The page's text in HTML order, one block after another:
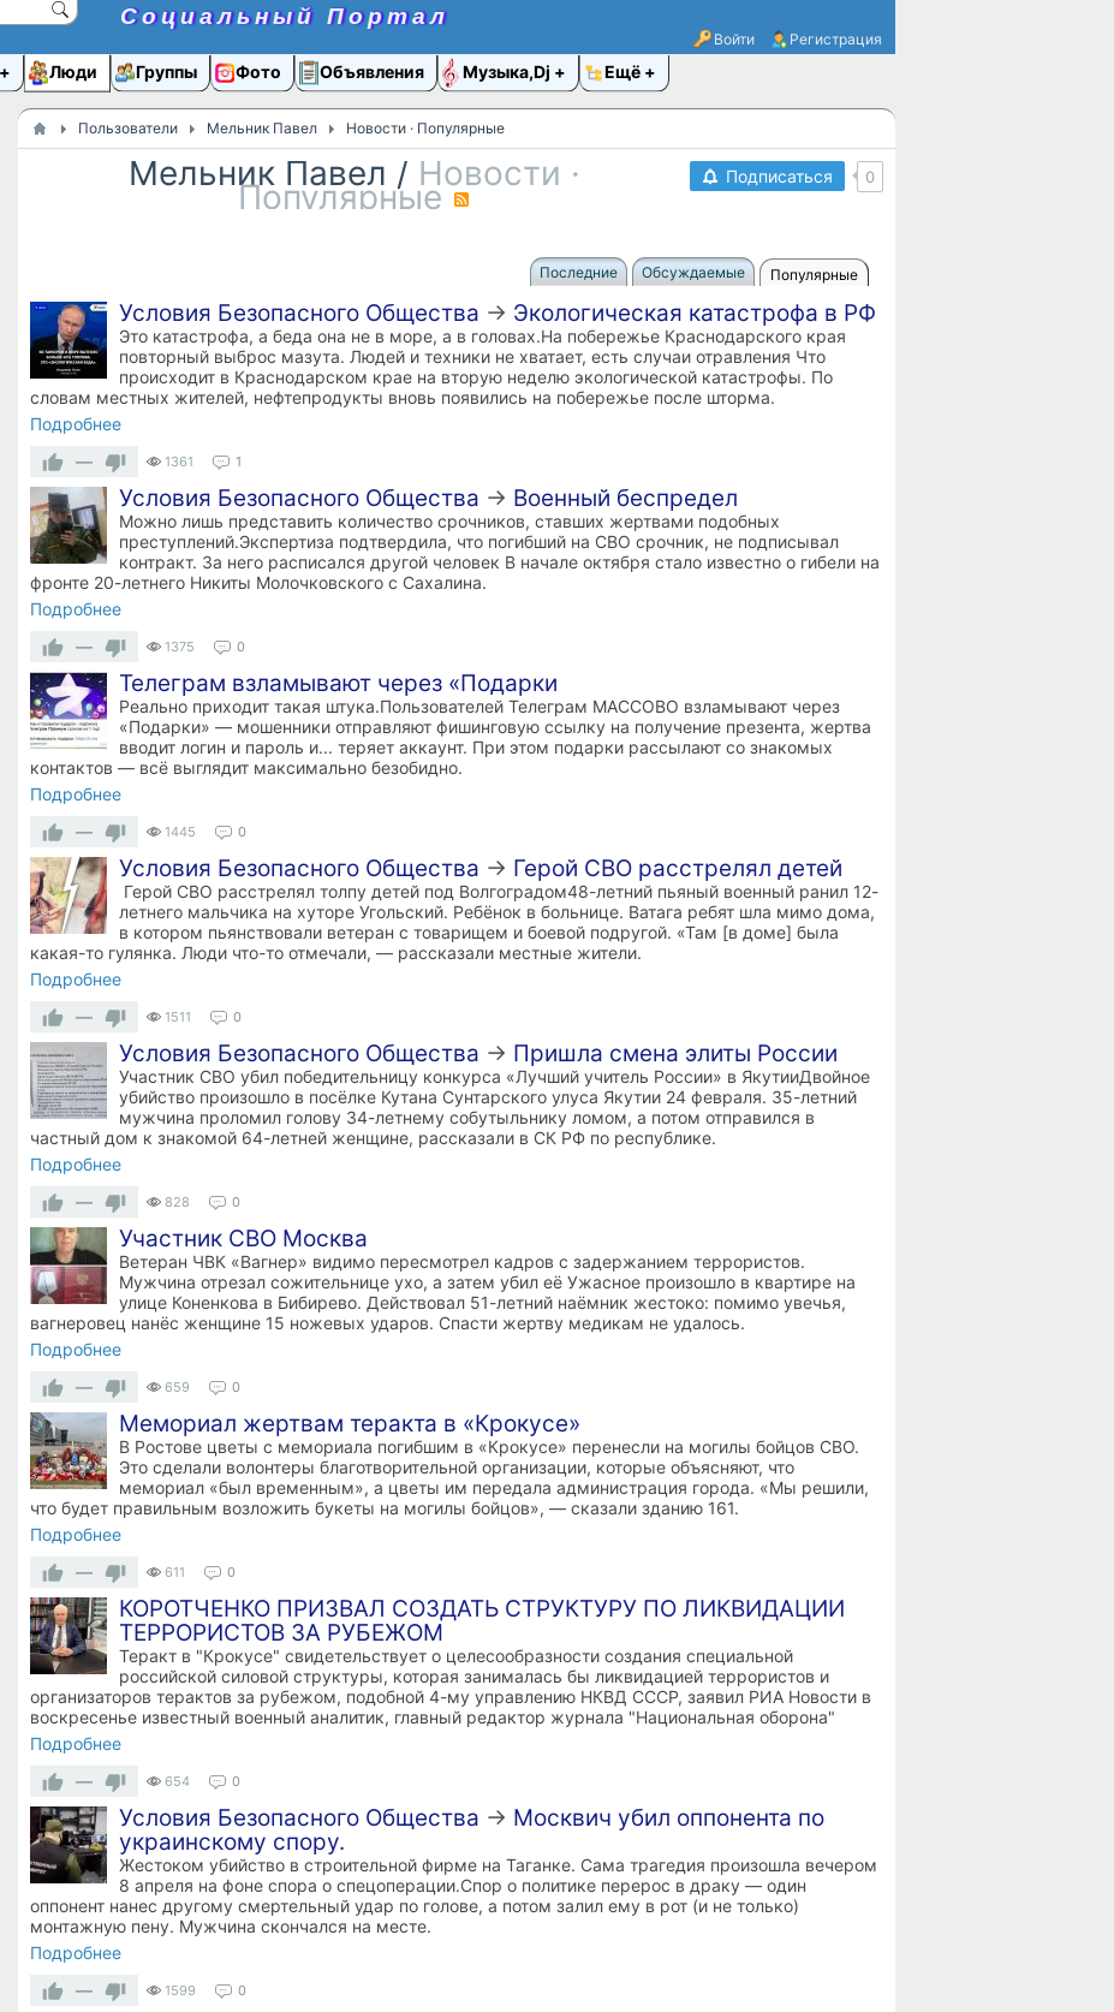
Социальный Портал
Войти Регистрация
Люди Группы Фото Объявления Музыка,Dj Ещё
Пользователи Мельник Павел Новости · Популярные
Подписаться 0
Мельник Павел / Новости ·
Популярные
Последние Обсуждаемые Популярные
Условия Безопасного Общества → Экологическая катастрофа в РФ
Это катастрофа, а беда она не в море, а в головах.На побережье Краснодарского края
повторный выброс мазута. Людей и техники не хватает, есть случаи отравления Что
происходит в Краснодарском крае на вторую неделю экологической катастрофы. По
словам местных жителей, нефтепродукты вновь появились на побережье после шторма.
Подробнее
—
1361 1
Условия Безопасного Общества → Военный беспредел
Можно лишь представить количество срочников, ставших жертвами подобных
преступлений.Экспертиза подтвердила, что погибший на СВО срочник, не подписывал
контракт. За него расписался другой человек В начале октября стало известно о гибели на
фронте 20-летнего Никиты Молочковского с Сахалина.
Подробнее
—
1375 0
Телеграм взламывают через «Подарки
Реально приходит такая штука.Пользователей Телеграм МАССОВО взламывают через
«Подарки» — мошенники отправляют фишинговую ссылку на получение презента, жертва
вводит логин и пароль и... теряет аккаунт. При этом подарки рассылают со знакомых
контактов — всё выглядит максимально безобидно.
Подробнее
—
1445 0
Условия Безопасного Общества → Герой СВО расстрелял детей
Герой СВО расстрелял толпу детей под Волгоградом48-летний пьяный военный ранил 12-
летнего мальчика на хуторе Угольский. Ребёнок в больнице. Ватага ребят шла мимо дома,
в котором пьянствовали ветеран с товарищем и боевой подругой. «Там [в доме] была
какая-то гулянка. Люди что-то отмечали, — рассказали местные жители.
Подробнее
—
1511 0
Условия Безопасного Общества → Пришла смена элиты России
Участник СВО убил победительницу конкурса «Лучший учитель России» в ЯкутииДвойное
убийство произошло в посёлке Кутана Сунтарского улуса Якутии 24 февраля. 35-летний
мужчина проломил голову 34-летнему собутыльнику ломом, а потом отправился в
частный дом к знакомой 64-летней женщине, рассказали в СК РФ по республике.
Подробнее
—
828 0
Участник СВО Москва
Ветеран ЧВК «Вагнер» видимо пересмотрел кадров с задержанием террористов.
Мужчина отрезал сожительнице ухо, а затем убил её Ужасное произошло в квартире на
улице Коненкова в Бибирево. Действовал 51-летний наёмник жестоко: помимо увечья,
вагнеровец нанёс женщине 15 ножевых ударов. Спасти жертву медикам не удалось.
Подробнее
—
659 0
Мемориал жертвам теракта в «Крокусе»
В Ростове цветы с мемориала погибшим в «Крокусе» перенесли на могилы бойцов СВО.
Это сделали волонтеры благотворительной организации, которые объясняют, что
мемориал «был временным», а цветы им передала администрация города. «Мы решили,
что будет правильным возложить букеты на могилы бойцов», — сказали зданию 161.
Подробнее
—
611 0
КОРОТЧЕНКО ПРИЗВАЛ СОЗДАТЬ СТРУКТУРУ ПО ЛИКВИДАЦИИ
ТЕРРОРИСТОВ ЗА РУБЕЖОМ
Теракт в "Крокусе" свидетельствует о целесообразности создания специальной
российской силовой структуры, которая занималась бы ликвидацией террористов и
организаторов терактов за рубежом, подобной 4-му управлению НКВД СССР, заявил РИА Новости в
воскресенье известный военный аналитик, главный редактор журнала "Национальная оборона"
Подробнее
—
654 0
Условия Безопасного Общества → Москвич убил оппонента по
украинскому спору.
Жестоком убийство в строительной фирме на Таганке. Сама трагедия произошла вечером
8 апреля на фоне спора о спецоперации.Спор о политике перерос в драку — один
оппонент нанес другому смертельный удар по голове, а потом залил ему в рот (и не только)
монтажную пену. Мужчина скончался на месте.
Подробнее
—
1599 0